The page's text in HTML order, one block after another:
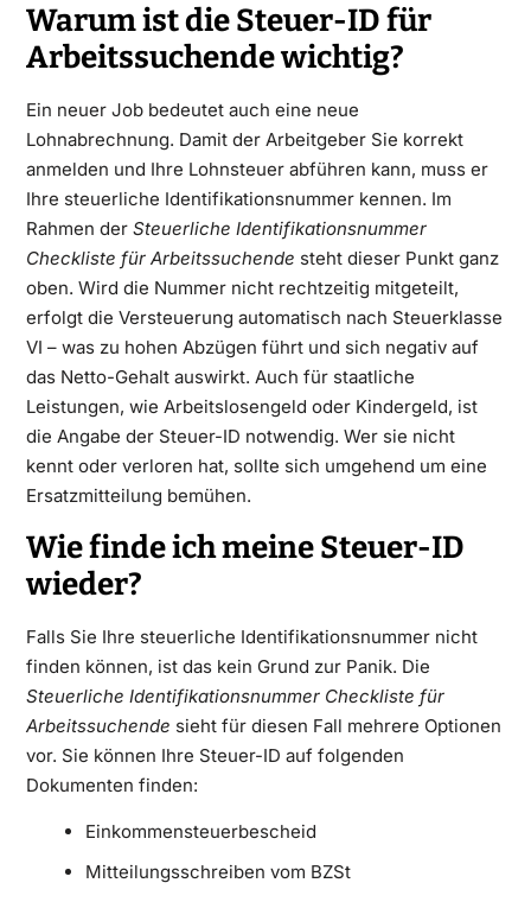
Warum ist die Steuer-ID für
Arbeitssuchende wichtig?
Ein neuer Job bedeutet auch eine neue
Lohnabrechnung. Damit der Arbeitgeber Sie korrekt
anmelden und Ihre Lohnsteuer abführen kann, muss er
Ihre steuerliche Identifikationsnummer kennen. Im
Rahmen der Steuerliche Identifikationsnummer
Checkliste für Arbeitssuchende steht dieser Punkt ganz
oben. Wird die Nummer nicht rechtzeitig mitgeteilt,
erfolgt die Versteuerung automatisch nach Steuerklasse
VI – was zu hohen Abzügen führt und sich negativ auf
das Netto-Gehalt auswirkt. Auch für staatliche
Leistungen, wie Arbeitslosengeld oder Kindergeld, ist
die Angabe der Steuer-ID notwendig. Wer sie nicht
kennt oder verloren hat, sollte sich umgehend um eine
Ersatzmitteilung bemühen.
Wie finde ich meine Steuer-ID
wieder?
Falls Sie Ihre steuerliche Identifikationsnummer nicht
finden können, ist das kein Grund zur Panik. Die
Steuerliche Identifikationsnummer Checkliste für
Arbeitssuchende sieht für diesen Fall mehrere Optionen
vor. Sie können Ihre Steuer-ID auf folgenden
Dokumenten finden:
Einkommensteuerbescheid
Mitteilungsschreiben vom BZSt